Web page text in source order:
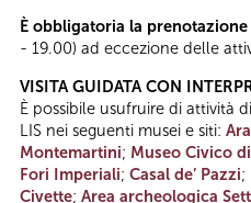
È obbligatoria la
- 19.00) ad eccezione delle
VISITA GUIDATA CON
È possibile usufruire di attività
LIS nei seguenti musei e siti:
Montemartini; Museo Civico
Fori Imperiali; Casal de’ Pazzi;
Civette; Area archeologica